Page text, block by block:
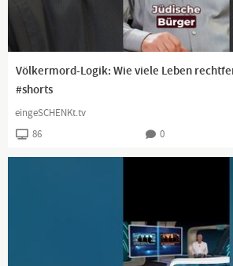
Hintergrund: Eigenproduktion
Es handelt sich hierbei um Polit-Satire.
Falls sich irgendjemand beleidigt fühlt, bitte
Entschuldigung! Art. 5 III Satz 1 GG, Kunst-
Wissenschaftsfreiheit
Völkermord-Logik: Wie viele Leben
#shorts
eingeSCHENKt.tv
86 0